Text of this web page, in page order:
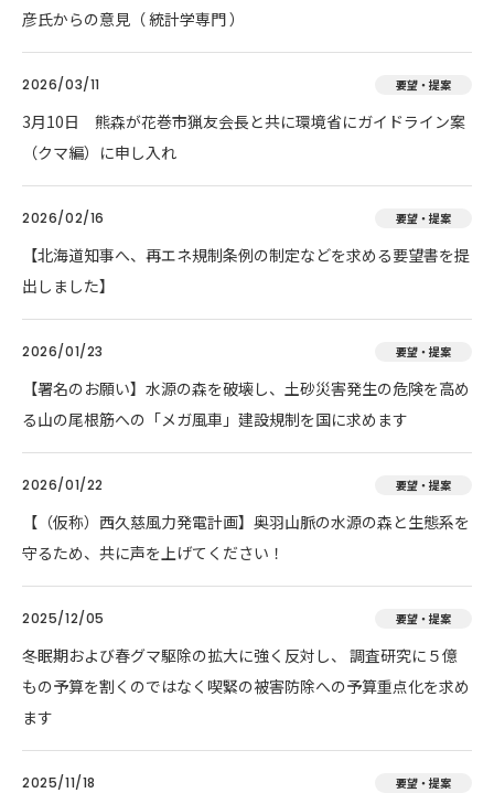
彦氏からの意見（ 統計学専門 ）
2026/03/11 要望・提案
3月10日 熊森が花巻市猟友会長と共に環境省にガイドライン案
（クマ編）に申し入れ
2026/02/16 要望・提案
【北海道知事へ、再エネ規制条例の制定などを求める要望書を提
出しました】
2026/01/23 要望・提案
【署名のお願い】水源の森を破壊し、土砂災害発生の危険を高め
る山の尾根筋への「メガ風車」建設規制を国に求めます
2026/01/22 要望・提案
【（仮称）西久慈風力発電計画】奥羽山脈の水源の森と生態系を
守るため、共に声を上げてください！
2025/12/05 要望・提案
冬眠期および春グマ駆除の拡大に強く反対し、 調査研究に５億
もの予算を割くのではなく喫緊の被害防除への予算重点化を求め
ます
2025/11/18 要望・提案